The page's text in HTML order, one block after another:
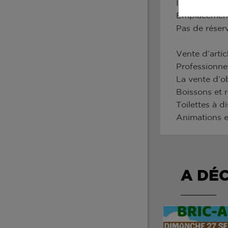
Inscription
Pas de
Vente
La vente
Boissons et
Toilettes à
Animations
A